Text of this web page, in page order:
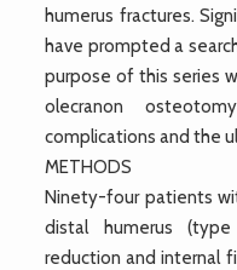
humerus fractures.
have prompted a
purpose of this series
olecranon
complications and the
METHODS
Ninety-four patients
distal humerus
reduction and internal